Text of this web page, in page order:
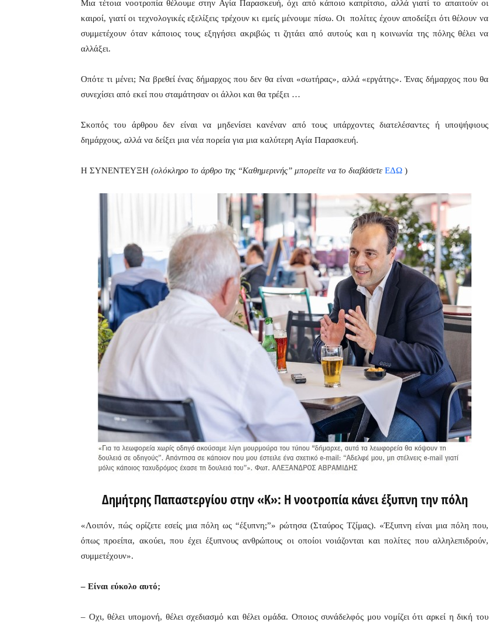
Μια τέτοια νοοτροπία θέλουμε στην Αγία Παρασκευή, όχι από κάποιο καπρίτσιο, αλλά γιατί το απαιτούν οι
καιροί, γιατί οι τεχνολογικές εξελίξεις τρέχουν κι εμείς μένουμε πίσω. Οι πολίτες έχουν αποδείξει ότι θέλουν να
συμμετέχουν όταν κάποιος τους εξηγήσει ακριβώς τι ζητάει από αυτούς και η κοινωνία της πόλης θέλει να
αλλάξει.
Οπότε τι μένει; Να βρεθεί ένας δήμαρχος που δεν θα είναι «σωτήρας», αλλά «εργάτης». Ένας δήμαρχος που θα
συνεχίσει από εκεί που σταμάτησαν οι άλλοι και θα τρέξει …
Σκοπός του άρθρου δεν είναι να μηδενίσει κανέναν από τους υπάρχοντες διατελέσαντες ή υποψήφιους
δημάρχους, αλλά να δείξει μια νέα πορεία για μια καλύτερη Αγία Παρασκευή.
Η ΣΥΝΕΝΤΕΥΞΗ (ολόκληρο το άρθρο της “Καθημερινής” μπορείτε να το διαβάσετε ΕΔΩ )
Δημήτρης Παπαστεργίου στην «Κ»: Η νοοτροπία κάνει έξυπνη την πόλη
«Λοιπόν, πώς ορίζετε εσείς μια πόλη ως “έξυπνη;”» ρώτησα (Σταύρος Τζίμας). «Έξυπνη είναι μια πόλη που,
όπως προείπα, ακούει, που έχει έξυπνους ανθρώπους οι οποίοι νοιάζονται και πολίτες που αλληλεπιδρούν,
συμμετέχουν».
– Είναι εύκολο αυτό;
– Oχι, θέλει υπομονή, θέλει σχεδιασμό και θέλει ομάδα. Oποιος συνάδελφός μου νομίζει ότι αρκεί η δική του